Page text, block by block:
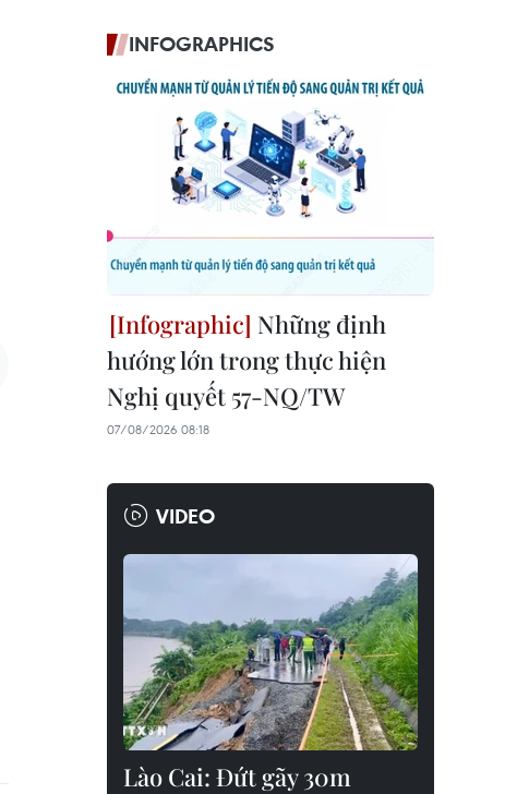
INFOGRAPHICS
Những định
hướng lớn trong thực hiện
Nghị quyết 57-NQ/TW
07/08/2026 08:18
VIDEO
Lào Cai: Đứt gãy 30m